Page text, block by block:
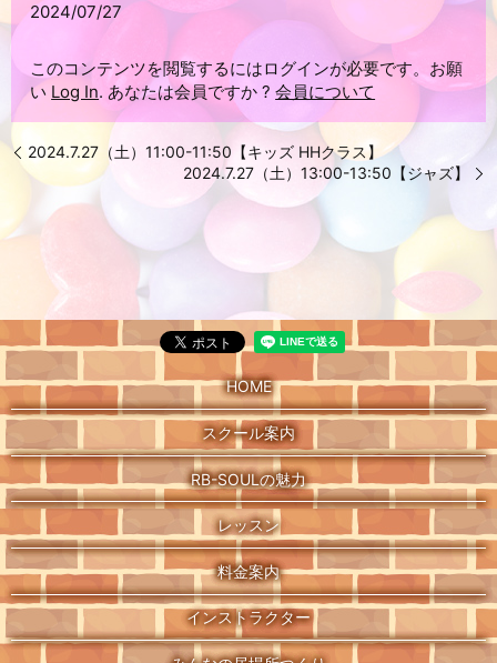
2024/07/27
このコンテンツを閲覧するにはログインが必要です。お願
い Log In. あなたは会員ですか ?会員について
2024.7.27（土）11:00-11:50【キッズ HHクラス】
2024.7.27（土）13:00-13:50【ジャズ】
HOME
スクール案内
RB-SOULの魅力
レッスン
料金案内
インストラクター